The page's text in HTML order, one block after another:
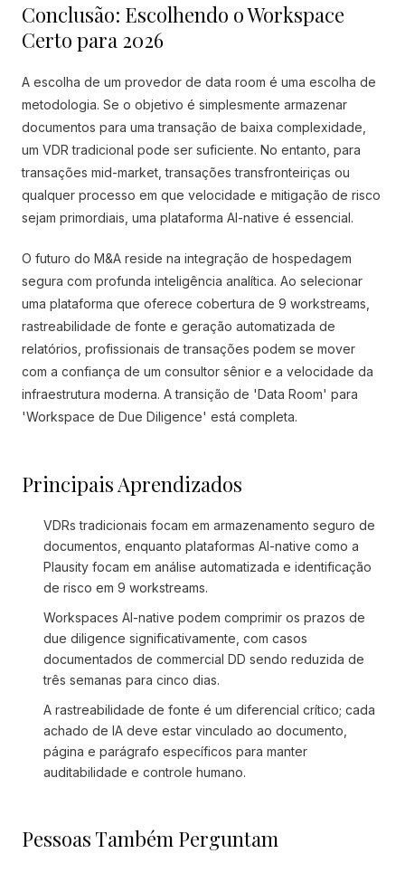
Conclusão: Escolhendo o Workspace
Certo para 2026
A escolha de um provedor de data room é uma escolha de
metodologia. Se o objetivo é simplesmente armazenar
documentos para uma transação de baixa complexidade,
um VDR tradicional pode ser suficiente. No entanto, para
transações mid-market, transações transfronteiriças ou
qualquer processo em que velocidade e mitigação de risco
sejam primordiais, uma plataforma AI-native é essencial.
O futuro do M&A reside na integração de hospedagem
segura com profunda inteligência analítica. Ao selecionar
uma plataforma que oferece cobertura de 9 workstreams,
rastreabilidade de fonte e geração automatizada de
relatórios, profissionais de transações podem se mover
com a confiança de um consultor sênior e a velocidade da
infraestrutura moderna. A transição de 'Data Room' para
'Workspace de Due Diligence' está completa.
Principais Aprendizados
VDRs tradicionais focam em armazenamento seguro de
documentos, enquanto plataformas AI-native como a
Plausity focam em análise automatizada e identificação
de risco em 9 workstreams.
Workspaces AI-native podem comprimir os prazos de
due diligence significativamente, com casos
documentados de commercial DD sendo reduzida de
três semanas para cinco dias.
A rastreabilidade de fonte é um diferencial crítico; cada
achado de IA deve estar vinculado ao documento,
página e parágrafo específicos para manter
auditabilidade e controle humano.
Pessoas Também Perguntam